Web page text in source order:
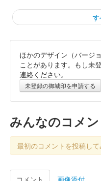
上山城 御城印 3
販売終了
上山城 御城印 春
販売終了
上山城 御城印
ほかのデザイン（バージ
ことがあります。もし未
連絡ください。
未登録の御城印を申請する
みんなのコメン
最初のコメントを投稿して